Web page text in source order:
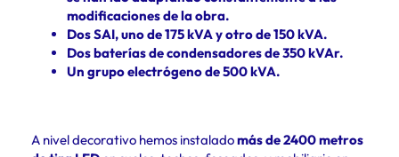
modificaciones de la obra.
Dos SAI, uno de 175 kVA y otro de 150 kVA.
Dos baterías de condensadores de 350 kVAr.
Un grupo electrógeno de 500 kVA.
A nivel decorativo hemos instaladomás de 2400 metros